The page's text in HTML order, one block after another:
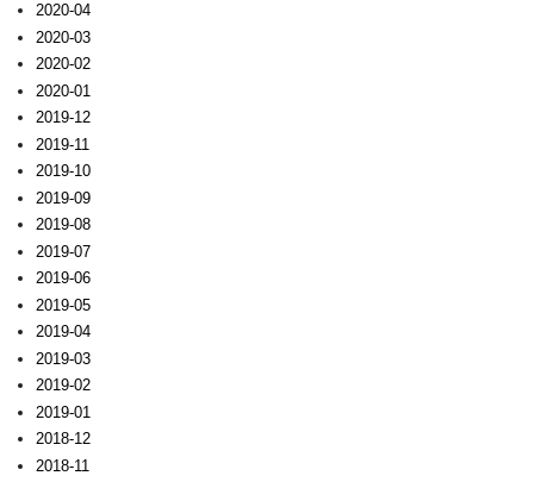
2020-04
2020-03
2020-02
2020-01
2019-12
2019-11
2019-10
2019-09
2019-08
2019-07
2019-06
2019-05
2019-04
2019-03
2019-02
2019-01
2018-12
2018-11